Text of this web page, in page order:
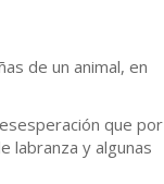
de un animal, en
que por
labranza y algunas